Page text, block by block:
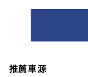
推薦車源